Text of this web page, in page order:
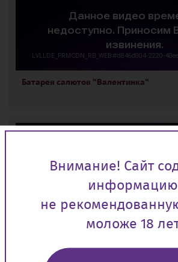
Батарея салютов "Валентинка"
Батарея салютов "Колибри"
Внимание! Сайт
не
моложе 18